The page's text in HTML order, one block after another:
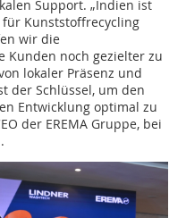
Support. „Indien ist
Kunststoffrecycling
wir die
Kunden noch gezielter zu
lokaler Präsenz und
der Schlüssel, um den
Entwicklung optimal zu
der EREMA Gruppe, bei